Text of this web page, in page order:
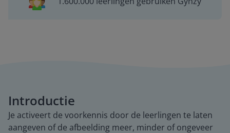
Introductie
Je activeert de voorkennis door de leerlingen te laten
aangeven of de afbeelding meer, minder of ongeveer